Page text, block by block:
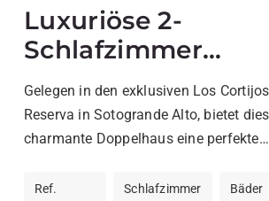
Luxuriöse 2-
Schlafzimmer
Reihenhaus in
de La Reserva
Gelegen in den exklusiven Los
Reserva in Sotogrande Alto, bietet
charmante Doppelhaus eine perfekte
Auf...
Ref. Schlafzimmer Bäder